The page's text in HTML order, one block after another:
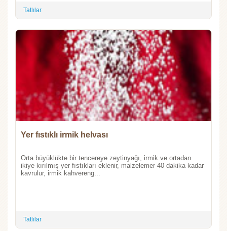
Tatlılar
Yer fıstıklı irmik helvası
Orta büyüklükte bir tencereye zeytinyağı, irmik ve ortadan
ikiye kırılmış yer fıstıkları eklenir, malzelemer 40 dakika kadar
kavrulur, irmik kahvereng...
Tatlılar